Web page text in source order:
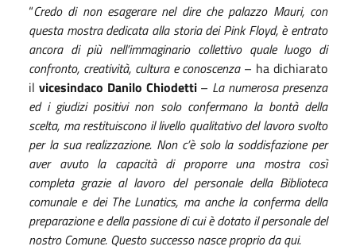
“Credo di non esagerare nel dire che palazzo Mauri, con
questa mostra dedicata alla storia dei Pink Floyd, è entrato
ancora di più nell’immaginario collettivo quale luogo di
confronto, creatività, cultura e conoscenza– ha dichiarato
il vicesindaco Danilo Chiodetti– La numerosa presenza
ed i giudizi positivi non solo confermano la bontà della
scelta, ma restituiscono il livello qualitativo del lavoro svolto
per la sua realizzazione. Non c’è solo la soddisfazione per
aver avuto la capacità di proporre una mostra così
completa grazie al lavoro del personale della Biblioteca
comunale e dei The Lunatics, ma anche la conferma della
preparazione e della passione di cui è dotato il personale del
nostro Comune. Questo successo nasce proprio da qui.